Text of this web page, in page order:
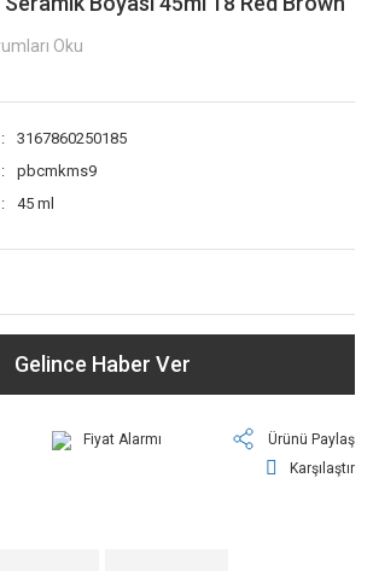
Oku
3167860250185
pbcmkms9
45 ml
Gelince Haber Ver
Fiyat Alarmı
Ürünü Paylaş
Karşılaştır